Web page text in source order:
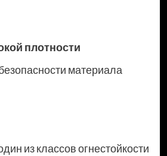
плотности
материала
из классов огнестойкости